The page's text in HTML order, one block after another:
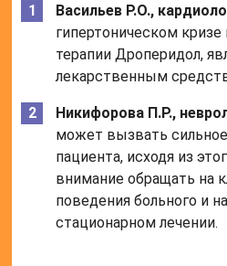
Васильев Р.О.,
гипертоническом
терапии Дроперидол,
лекарственным
Никифорова П.Р.,
может вызвать
пациента, исходя из
внимание обращать на
поведения больного и
стационарном лечении.